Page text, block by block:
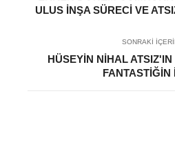
ULUS INŞA SÜRECI VE
SONRAKI
HÜSEYIN NIHAL
FANTASTIĞIN